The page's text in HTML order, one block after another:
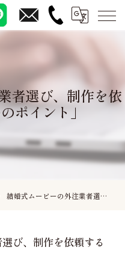
者選び、制作を依
ポイント」
結婚式ムービーの外注業者選び、制作を依頼する際の「8つのポイント」
び、制作を依頼する